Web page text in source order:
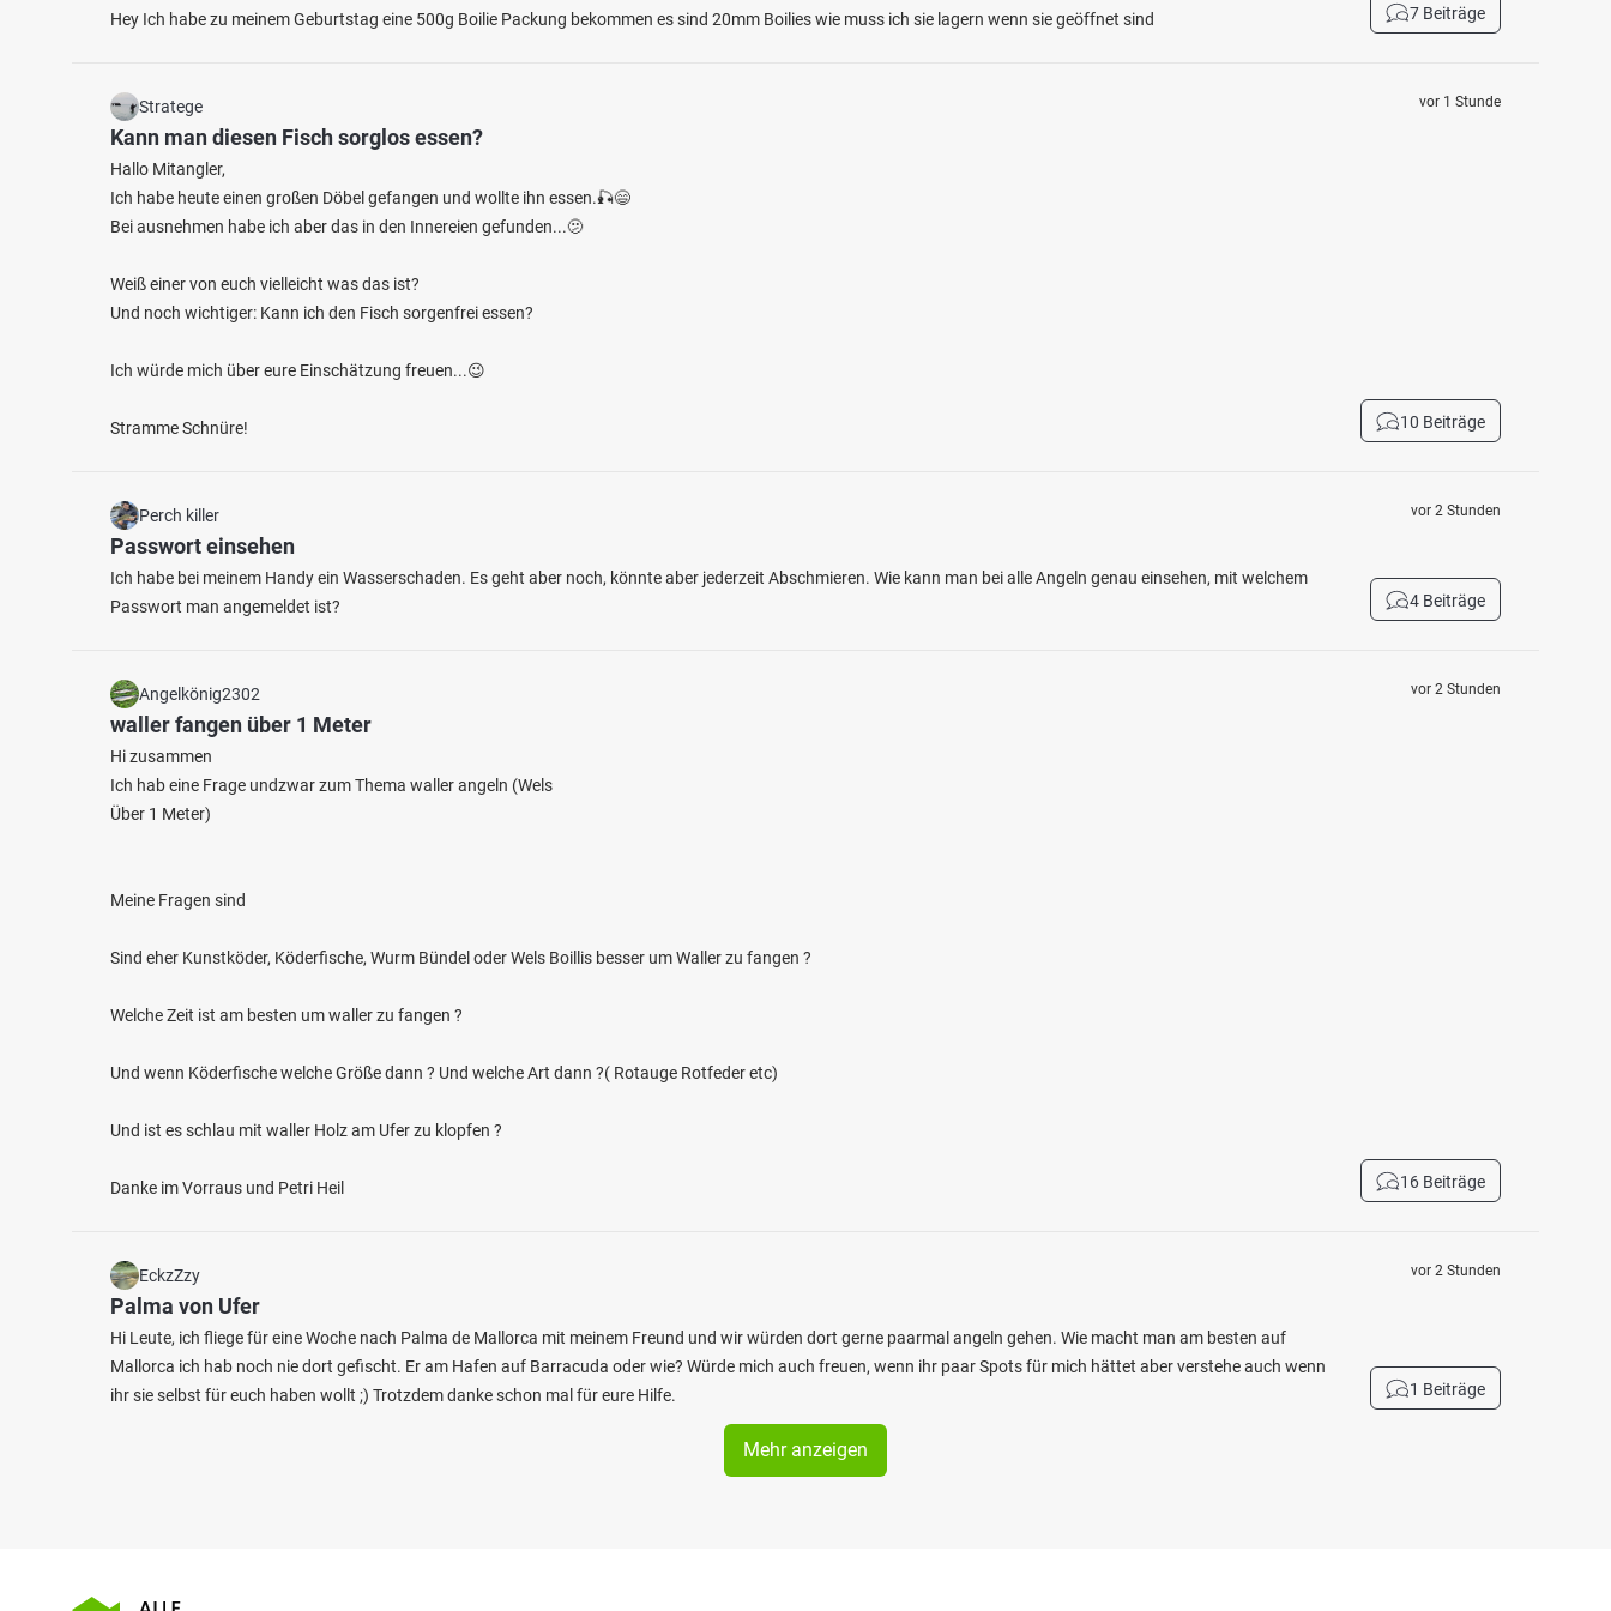
430 50 4.2
Flussbarsch
116 49
Rotauge
Hey Ich habe zu meinem Geburtstag eine 500g Boilie Packung bekommen es sind 20mm Boilies wie muss ich sie lagern wenn sie geöffnet sind 7 Beiträge
Stratege
Kann man diesen Fisch sorglos essen?
Hallo Mitangler,
Ich habe heute einen großen Döbel gefangen und wollte ihn essen.🎣😄
Bei ausnehmen habe ich aber das in den Innereien gefunden...🫤
Weiß einer von euch vielleicht was das ist?
Und noch wichtiger: Kann ich den Fisch sorgenfrei essen?
Ich würde mich über eure Einschätzung freuen...😉
Stramme Schnüre!
vor 1 Stunde
10 Beiträge
Perch killer
Passwort einsehen
Ich habe bei meinem Handy ein Wasserschaden. Es geht aber noch, könnte aber jederzeit Abschmieren. Wie kann man bei alle Angeln genau einsehen, mit welchem
Passwort man angemeldet ist?
vor 2 Stunden
4 Beiträge
Angelkönig2302
waller fangen über 1 Meter
Hi zusammen
Ich hab eine Frage undzwar zum Thema waller angeln (Wels
Über 1 Meter)
Meine Fragen sind
Sind eher Kunstköder, Köderfische, Wurm Bündel oder Wels Boillis besser um Waller zu fangen ?
Welche Zeit ist am besten um waller zu fangen ?
Und wenn Köderfische welche Größe dann ? Und welche Art dann ?( Rotauge Rotfeder etc)
Und ist es schlau mit waller Holz am Ufer zu klopfen ?
Danke im Vorraus und Petri Heil
vor 2 Stunden
16 Beiträge
EckzZzy
Palma von Ufer
Hi Leute, ich fliege für eine Woche nach Palma de Mallorca mit meinem Freund und wir würden dort gerne paarmal angeln gehen. Wie macht man am besten auf
Mallorca ich hab noch nie dort gefischt. Er am Hafen auf Barracuda oder wie? Würde mich auch freuen, wenn ihr paar Spots für mich hättet aber verstehe auch wenn
ihr sie selbst für euch haben wollt ;) Trotzdem danke schon mal für eure Hilfe.
vor 2 Stunden
1 Beiträge
Mehr anzeigen